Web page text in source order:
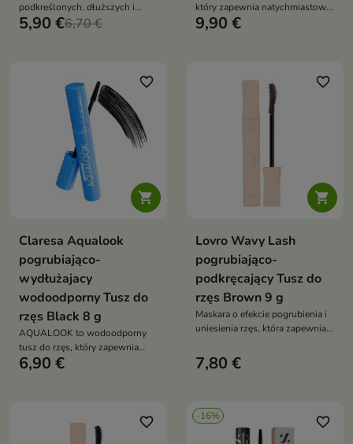
podkreślonych, dłuższych i
optycznie gęstszych rzęs.
5,90 €6,70 €
który zapewnia natychmiastowy
efekt sztucznych rzęs. Specjalnie
wydłużenie i podkręcenie,
jednocześnie rozdzielając rzęsy
od nasady aż po końce
9,90 €

favorite_border
Claresa Aqualook
pogrubiająco-
wydłużajacy
wodoodporny Tusz do
rzęs Black 8 g
AQUALOOK to wodoodporny
tusz do rzęs, który zapewnia
maksymalną objętość, efekt
6,90 €

favorite_border
Lovro Wavy Lash
pogrubiająco-
podkręcający Tusz do
rzęs Brown 9 g
Maskara o efekcie pogrubienia i
uniesienia rzęs, która zapewnia
spojrzenie oraz lekki, fluffy efekt
bez sklejania
7,80 €
favorite_border -16% favorite_border